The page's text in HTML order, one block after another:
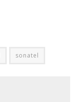
sonatel